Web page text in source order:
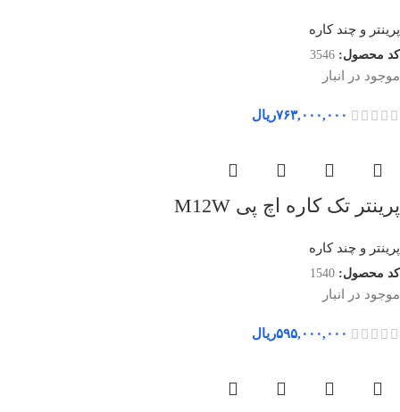
پرینتر و چند کاره
کد محصول: 3546
موجود در انبار
۷۶۳,۰۰۰,۰۰۰ریال
پرینتر تک کاره اچ پی M12W
پرینتر و چند کاره
کد محصول: 1540
موجود در انبار
۵۹۵,۰۰۰,۰۰۰ریال